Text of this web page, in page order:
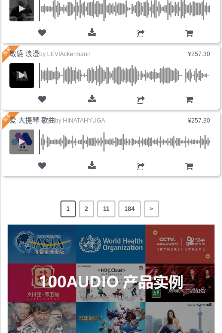
购物车
¥257.30
购物车
敏感 浪漫 by LEVIAckermann
¥257.30
购物车
爱 大提琴 歌曲 by HINATAHYUGA
1 2 11 184 >